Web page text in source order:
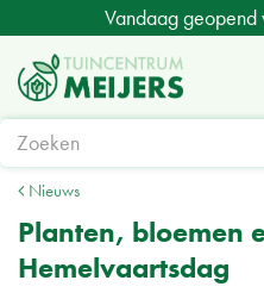
a
Nieuws
Vandaag geopend
Planten, bloemen
Hemelvaartsdag